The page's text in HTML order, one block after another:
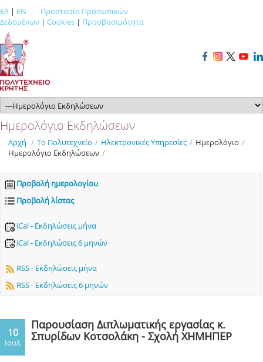
ΕΛ | EN
Προστασία Προσωπικών
Δεδομένων | Cookies | Προσβασιμότητα
Ημερολόγιο Εκδηλώσεων
Αρχή / Το Πολυτεχνείο / Ηλεκτρονικές Υπηρεσίες / Ημερολόγιο /
Ημερολόγιο Εκδηλώσεων /
Προβολή ημερολογίου
Προβολή λίστας
iCal - Εκδηλώσεις μήνα
iCal - Εκδηλώσεις 6 μηνών
RSS - Εκδηλώσεις μήνα
RSS - Εκδηλώσεις 6 μηνών
10
Ιουλ
Παρουσίαση Διπλωματικής εργασίας κ.
Σπυρίδων Κοτσολάκη - Σχολή ΧΗΜΗΠΕΡ